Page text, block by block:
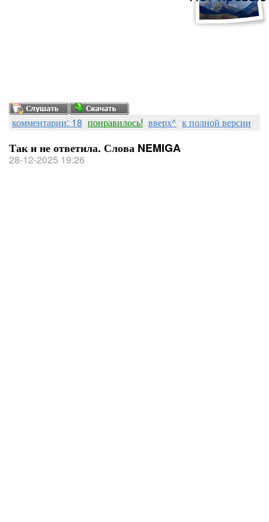
комментарии: 18 понравилось! вверх^ к полной версии
Так и не ответила. Слова NEMIGA
28-12-2025 19:26